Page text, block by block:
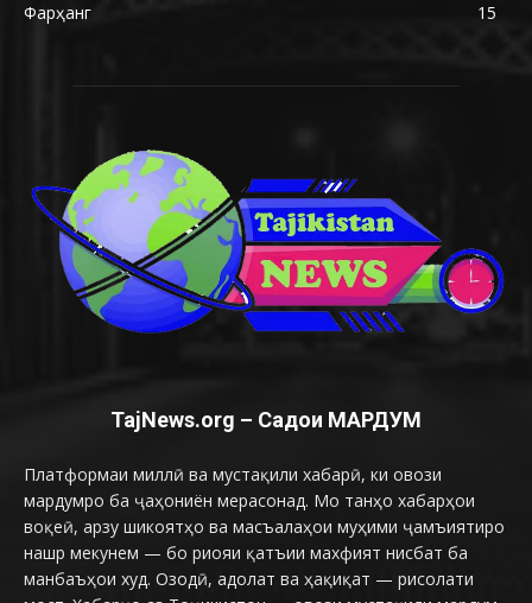
Фарҳанг
15
TajNews.org – Садои МАРДУМ
Платформаи миллӣ ва мустақили хабарӣ, ки овози
мардумро ба ҷаҳониён мерасонад. Мо танҳо хабарҳои
воқеӣ, арзу шикоятҳо ва масъалаҳои муҳими ҷамъиятиро
нашр мекунем — бо риояи қатъии махфият нисбат ба
манбаъҳои худ. Озодӣ, адолат ва ҳақиқат — рисолати